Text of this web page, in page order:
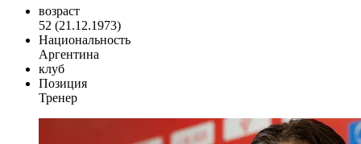
возраст
52 (21.12.1973)
Национальность
Аргентина
клуб
Позиция
Тренер